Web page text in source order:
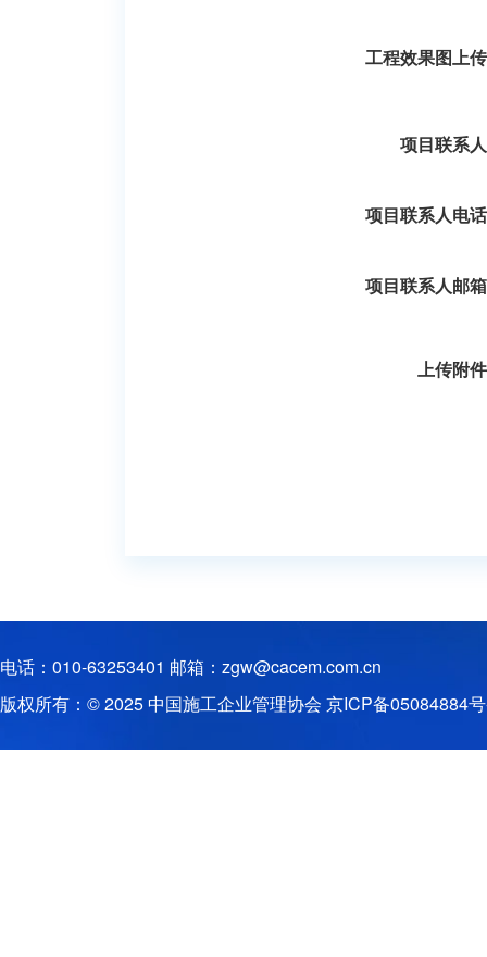
工程效果图上
项目联系
项目联系人电
项目联系人邮
上传附
电话：010-63253401 邮箱：zgw@cacem.com.cn
版权所有：© 2025 中国施工企业管理协会 京ICP备05084884